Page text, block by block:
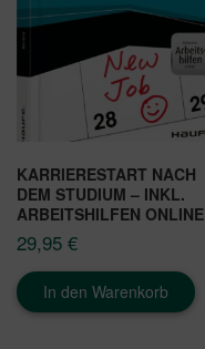
KARRIERESTART NACH
DEM STUDIUM – INKL.
ARBEITSHILFEN ONLINE
29,95 €
In den Warenkorb